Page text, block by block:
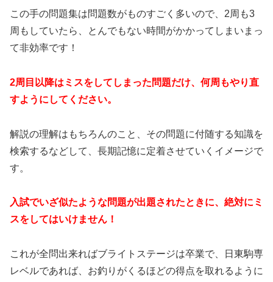
この手の問題集は問題数がものすごく多いので、2周も3
周もしていたら、とんでもない時間がかかってしまいまっ
て非効率です！
2周目以降はミスをしてしまった問題だけ、何周もやり直
すようにしてください。
解説の理解はもちろんのこと、その問題に付随する知識を
検索するなどして、長期記憶に定着させていくイメージで
す。
入試でいざ似たような問題が出題されたときに、絶対にミ
スをしてはいけません！
これが全問出来ればブライトステージは卒業で、日東駒専
レベルであれば、お釣りがくるほどの得点を取れるように